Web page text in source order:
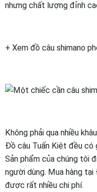
nhưng chất lượng đỉnh
+ Xem đồ câu shimano
Không phải qua nhiều
Đồ câu Tuấn Kiệt đều có
Sản phẩm của chúng tôi
người dùng. Mua hàng
được rất nhiều chi phí.